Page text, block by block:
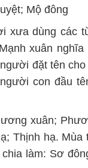
Mộ đông
xưa dùng các
xuân nghĩa
đặt tên
con đầu
xuân;
Thịnh hạ. Mùa
làm: Sơ